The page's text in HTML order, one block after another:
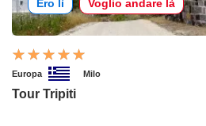
Ero lì Voglio andare là
Europa Milo
Tour Tripiti